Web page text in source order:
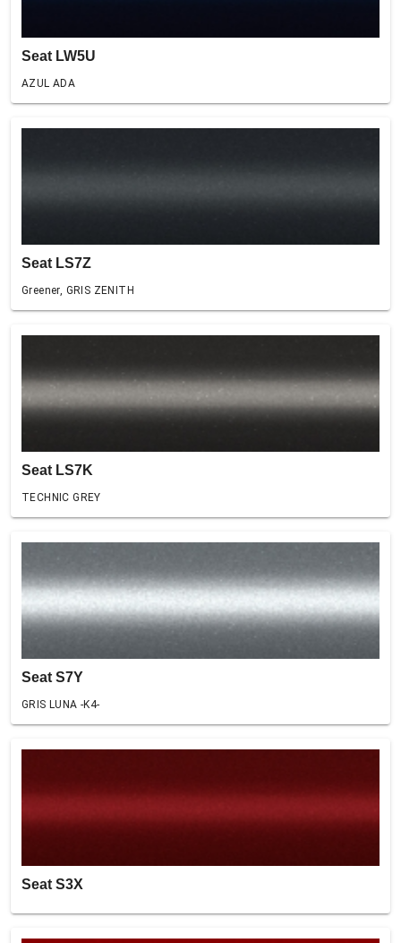
Seat LW5U
AZUL ADA
Seat LS7Z
Greener, GRIS ZENITH
Seat LS7K
TECHNIC GREY
Seat S7Y
GRIS LUNA -K4-
Seat S3X